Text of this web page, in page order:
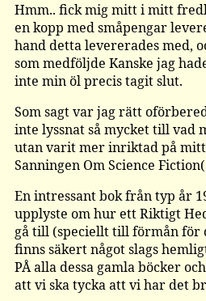
Hmm.. fick mig mitt i mitt
en kopp med småpengar
hand detta levererades med,
som medföljde Kanske jag
inte min öl precis tagit slut.
Som sagt var jag rätt
inte lyssnat så mycket till vad
utan varit mer inriktad på
Sanningen Om Science
En intressant bok från typ år
upplyste om hur ett Riktigt
gå till (speciellt till förmån för
finns säkert något slags
PÅ alla dessa gamla böcker
att vi ska tycka att vi har det